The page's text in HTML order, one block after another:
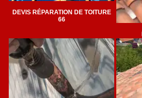
DEVIS RÉPARATION DE TOITURE
66